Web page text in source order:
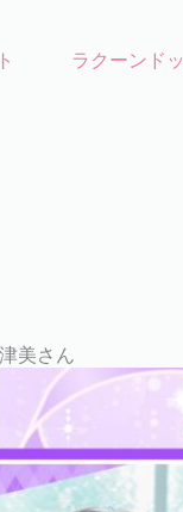
ラクーンド
美さん